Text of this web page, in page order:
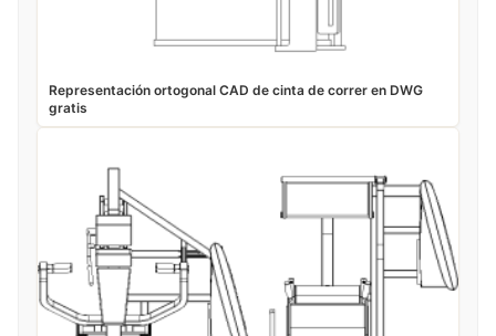
Representación ortogonal CAD de cinta de correr en DWG
gratis